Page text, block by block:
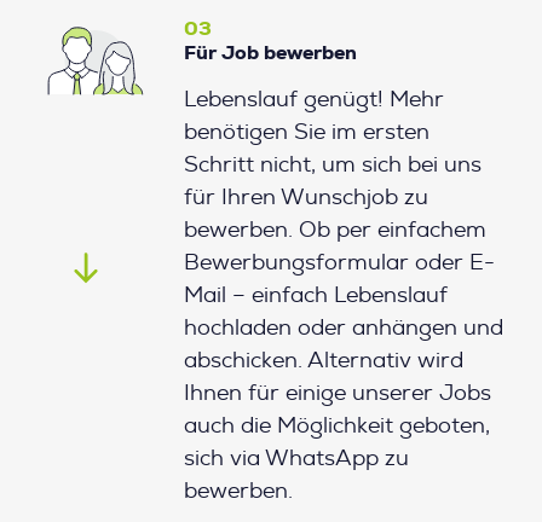
03
Für Job bewerben
Lebenslauf genügt! Mehr
benötigen Sie im ersten
Schritt nicht, um sich bei uns
für Ihren Wunschjob zu
bewerben. Ob per einfachem
Bewerbungsformular oder E-
Mail – einfach Lebenslauf
hochladen oder anhängen und
abschicken. Alternativ wird
Ihnen für einige unserer Jobs
auch die Möglichkeit geboten,
sich via WhatsApp zu
bewerben.